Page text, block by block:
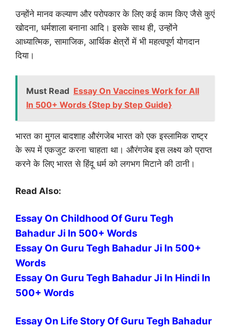
उन्होंने मानव कल्याण और परोपकार के लिए कई काम किए जैसे कुएं
खोदना, धर्मशाला बनाना आदि। इसके साथ ही, उन्होंने
आध्यात्मिक, सामाजिक, आर्थिक क्षेत्रों में भी महत्वपूर्ण योगदान
दिया।
Must Read Essay On Vaccines Work for All
In 500+ Words {Step by Step Guide}
भारत का मुगल बादशाह औरंगजेब भारत को एक इस्लामिक राष्ट्र
के रूप में एकजुट करना चाहता था। औरंगजेब इस लक्ष्य को प्राप्त
करने के लिए भारत से हिंदू धर्म को लगभग मिटाने की ठानी।
Read Also:
Essay On Childhood Of Guru Tegh
Bahadur Ji In 500+ Words
Essay On Guru Tegh Bahadur Ji In 500+
Words
Essay On Guru Tegh Bahadur Ji In Hindi In
500+ Words
Essay On Life Story Of Guru Tegh Bahadur